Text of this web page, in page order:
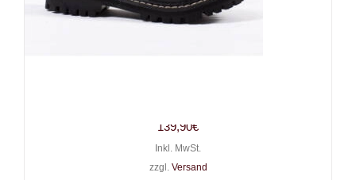
139,90€
Inkl. MwSt.
zzgl. Versand